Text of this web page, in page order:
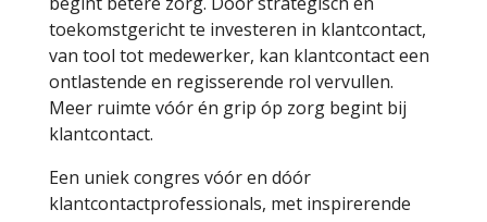
toekomstgericht te investeren in klantcontact,
van tool tot medewerker, kan klantcontact een
ontlastende en regisserende rol vervullen.
Meer ruimte vóór én grip óp zorg begint bij
klantcontact.
Een uniek congres vóór en dóór
klantcontactprofessionals, met inspirerende